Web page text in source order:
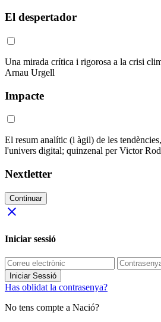
El despertador
Una mirada crítica i rigorosa a la crisi
Arnau Urgell
Impacte
El resum analític (i àgil) de les
l'univers digital; quinzenal per Victor
Nextletter
Continuar
close
Iniciar sessió
Iniciar Sessió
Has oblidat la contrasenya?
No tens compte a Nació?